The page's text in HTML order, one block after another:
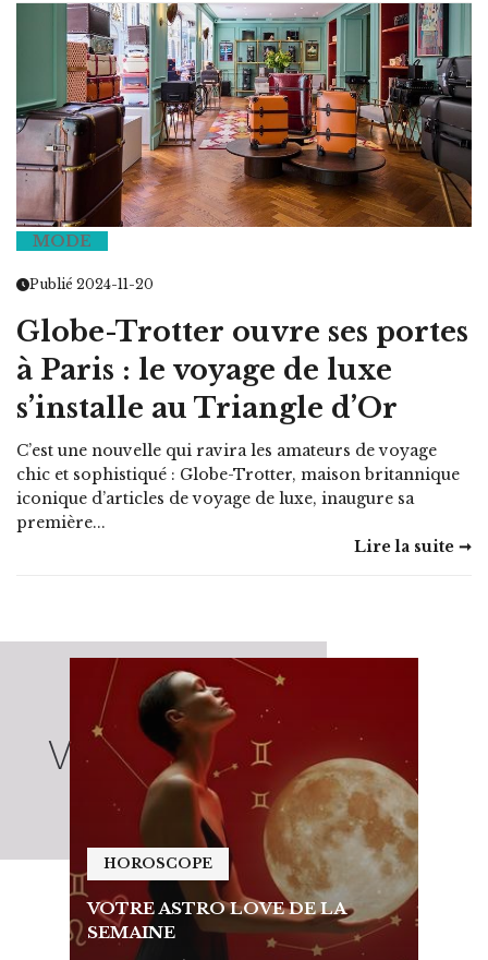
MODE
Publié 2024-11-20
Globe-Trotter ouvre ses portes
à Paris : le voyage de luxe
s’installe au Triangle d’Or
C’est une nouvelle qui ravira les amateurs de voyage
chic et sophistiqué : Globe-Trotter, maison britannique
iconique d’articles de voyage de luxe, inaugure sa
première...
Lire la suite ➞
HOROSCOPE
VOTRE ASTRO LOVE DE LA
SEMAINE